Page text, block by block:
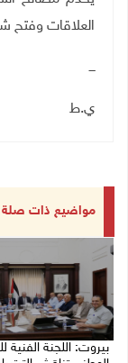
العلاقات وفتح
ـــ
ي.ط
مواضيع ذات صلة
بيروت: اللجنة الفنية